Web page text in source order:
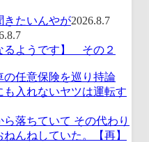
きたいんやが2026.8.7
るようです】 その２
の任意保険を巡り持論
も入れないヤツは運転す
落ちていて その代わり
んねしていた。【再】